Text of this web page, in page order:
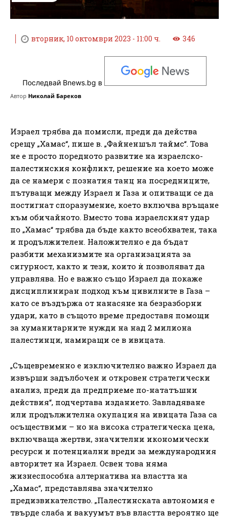
вторник, 10 октомври 2023 - 11:00 ч. 346
Последвай Bnews.bg в
Автор Николай Бареков
Израел трябва да помисли, преди да действа
срещу „Хамас“, пише в. „Файненшъл таймс“. Това
не е просто поредното развитие на израелско-
палестинския конфликт, решение на което може
да се намери с познатия танц на посредниците,
пътуващи между Израел и Газа и опитващи се да
постигнат споразумение, което включва връщане
към обичайното. Вместо това израелският удар
по „Хамас“ трябва да бъде както всеобхватен, така
и продължителен. Наложително е да бъдат
разбити механизмите на организацията за
сигурност, както и тези, които ѝ позволяват да
управлява. Но е важно също Израел да покаже
дисциплиниран подход към цивилните в Газа –
като се въздържа от нанасяне на безразборни
удари, като в същото време предоставя помощи
за хуманитарните нужди на над 2 милиона
палестинци, намиращи се в ивицата.
„Същевременно е изключително важно Израел да
извърши задълбочен и откровен стратегически
анализ, преди да предприеме по-нататъшни
действия“, подчертава изданието. Завладяване
или продължителна окупация на ивицата Газа са
осъществими – но на висока стратегическа цена,
включваща жертви, значителни икономически
ресурси и потенциални вреди за международния
авторитет на Израел. Освен това няма
жизнеспособна алтернатива на властта на
„Хамас“, представлява значително
предизвикателство. „Палестинската автономия е
твърде слаба и вакуумът във властта вероятно ще